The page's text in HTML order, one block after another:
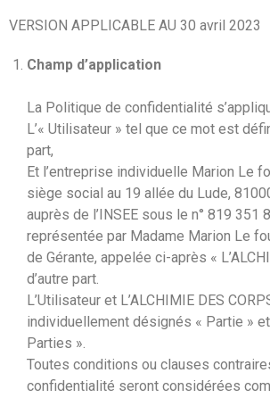
VERSION APPLICABLE AU 30 avril 2023
Champ d’application
La Politique de confidentialité
L’« Utilisateur » tel que ce mot est
part,
Et l’entreprise individuelle Marion Le
siège social au 19 allée du Lude,
auprès de l’INSEE sous le n° 819 351
représentée par Madame Marion Le
de Gérante, appelée ci-après «
d’autre part.
L’Utilisateur et L’ALCHIMIE DES
individuellement désignés « Partie »
Parties ».
Toutes conditions ou clauses
confidentialité seront considérées